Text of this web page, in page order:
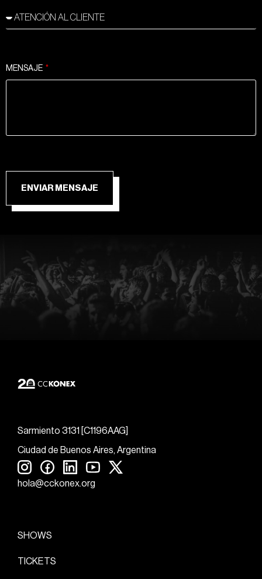
MENSAJE
ENVIAR MENSAJE
Sarmiento 3131 [C1196AAG]
Ciudad de Buenos Aires, Argentina
hola@cckonex.org
SHOWS
TICKETS